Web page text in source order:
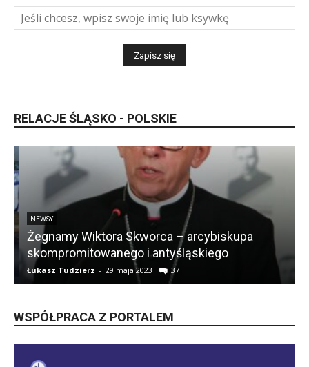
RELACJE ŚLĄSKO - POLSKIE
NEWSY
Żegnamy Wiktora Skworca – arcybiskupa
skompromitowanego i antyśląskiego
Łukasz Tudzierz - 29 maja 2023 37
WSPÓŁPRACA Z PORTALEM